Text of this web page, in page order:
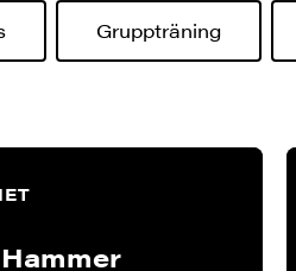
Gruppträning